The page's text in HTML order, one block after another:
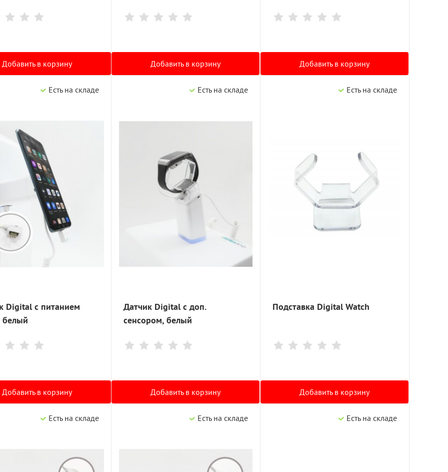
Добавить в корзину Добавить в корзину Добавить в корзину
Есть на складе
Digital с питанием
белый
Добавить в корзину
Есть на складе
Датчик Digital с доп.
сенсором, белый
Добавить в корзину
Есть на складе
Подставка Digital Watch
Добавить в корзину
Есть на складе Есть на складе Есть на складе